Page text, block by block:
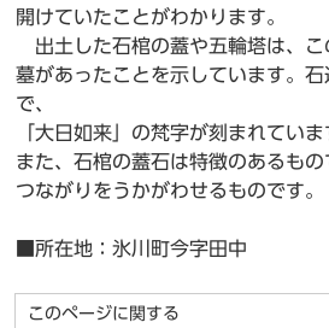
開けていたことがわかります。
出土した石棺の蓋や五輪塔は、こ
墓があったことを示しています。
で、
「大日如来」の梵字が刻まれていま
また、石棺の蓋石は特徴のあるも
つながりをうかがわせるものです。
■所在地：氷川町今字田中
このページに関する